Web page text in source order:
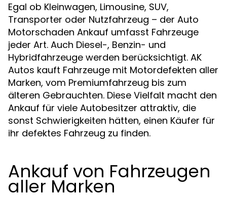
Egal ob Kleinwagen, Limousine, SUV,
Transporter oder Nutzfahrzeug – der Auto
Motorschaden Ankauf umfasst Fahrzeuge
jeder Art. Auch Diesel-, Benzin- und
Hybridfahrzeuge werden berücksichtigt. AK
Autos kauft Fahrzeuge mit Motordefekten aller
Marken, vom Premiumfahrzeug bis zum
älteren Gebrauchten. Diese Vielfalt macht den
Ankauf für viele Autobesitzer attraktiv, die
sonst Schwierigkeiten hätten, einen Käufer für
ihr defektes Fahrzeug zu finden.
Ankauf von Fahrzeugen
aller Marken